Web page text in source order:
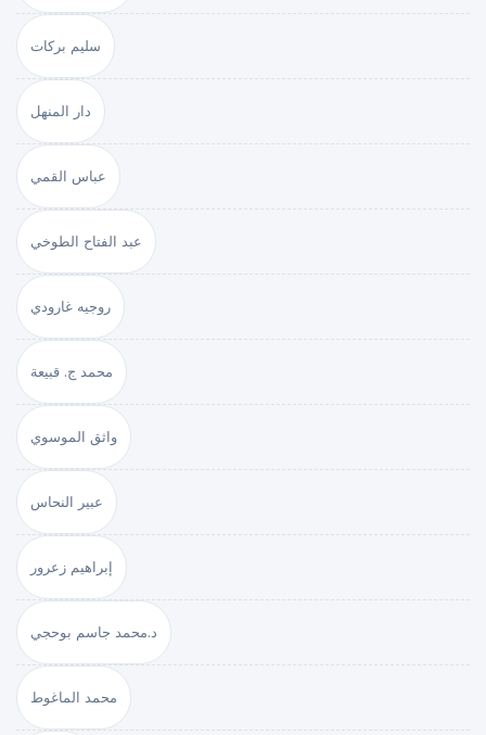
سليم بركات
دار المنهل
عباس القمي
عبد الفتاح الطوخي
روجيه غارودي
محمد ج. قبيعة
واثق الموسوي
عبير النحاس
إبراهيم زعرور
د.محمد جاسم بوحجي
محمد الماغوط